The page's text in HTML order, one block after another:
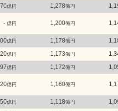
億円 1,278億円
- 億円 1,200億円
億円 1,178億円
億円 1,173億円
億円 1,172億円
億円 1,160億円
億円 1,118億円